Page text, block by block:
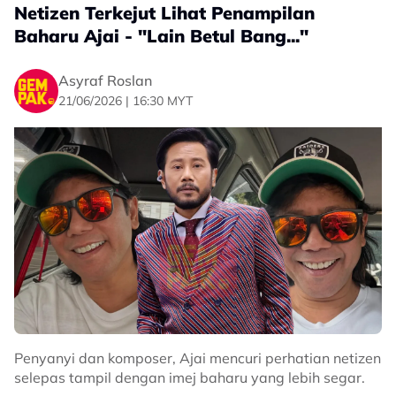
“Ada orang yang masuk Islam hanya atas kertas,
tetapi bagi saya itu tidak cukup,” katanya lagi.
Sumber:TikTok
Related Topics
#Daiyan Trisha #Cinta #Kahwin #podcast
Dalam hantaran yang sama, Cakra berpendapat
apabila seseorang itu sudah tiada kelak, perkara yang
akan terus dikenang adalah kesan dan perasaan yang
ditinggalkan kepada mereka sepanjang menjalani
kehidupan.
tinggal dalam ingatanmereka dan bagaimana kita
buat mereka rasa, itulah yang penting.
Netizen Terkejut Lihat Penampilan
Baharu Ajai - "Lain Betul Bang..."
Asyraf Roslan
21/06/2026 | 16:30 MYT
Penyanyi dan komposer, Ajai mencuri perhatian netizen
selepas tampil dengan imej baharu yang lebih segar.